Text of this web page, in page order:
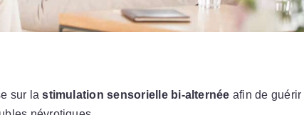
sur la stimulation sensorielle bi-alternée afin de guérir